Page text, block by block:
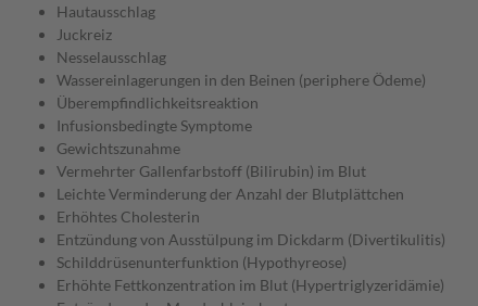
Hautausschlag
Juckreiz
Nesselausschlag
Wassereinlagerungen in den Beinen (periphere Ödeme)
Überempfindlichkeitsreaktion
Infusionsbedingte Symptome
Gewichtszunahme
Vermehrter Gallenfarbstoff (Bilirubin) im Blut
Leichte Verminderung der Anzahl der Blutplättchen
Erhöhtes Cholesterin
Entzündung von Ausstülpung im Dickdarm (Divertikulitis)
Schilddrüsenunterfunktion (Hypothyreose)
Erhöhte Fettkonzentration im Blut (Hypertriglyzeridämie)